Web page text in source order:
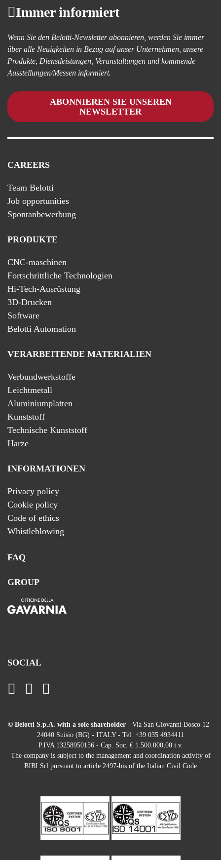
Immer informiert
Wenn Sie den Belotti-Newsletter abonnieren, werden Sie immer
über alle Neuigkeiten in Bezug auf unser Unternehmen, unsere
Produkte, Dienstleistungen, Veranstaltungen und kommende
Ausstellungen/Messen informiert.
ABONNIEREN SIE UNSEREN
NEWSLETTER
CAREERS
Team Belotti
Job opportunities
Spontanbewerbung
PRODUKTE
CNC-maschinen
Fortschrittliche Technologien
Hi-Tech-Ausrüstung
3D-Drucken
Software
Belotti Automation
VERARBEITENDE MATERIALIEN
Verbundwerkstoffe
Leichtmetall
Aluminiumplatten
Kunststoff
Technische Kunststoff
Harze
INFORMATIONEN
Privacy policy
Cookie policy
Code of ethics
Whistleblowing
FAQ
GROUP
SOCIAL
© Belotti S.p.A. with a sole shareholder- Via San Giovanni Bosco 12 -
24040 Suisio (BG) - ITALY - Tel. +39 035 4934411
P.IVA 13258950156 - Cap. Soc. € 1.500.000,00 i.v.
The company is subject to the management and coordination activity of
BIBI Srl pursuant to article 2497-bis of the Italian Civil Code